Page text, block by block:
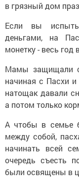
в грязный дом
Если вы
деньгами, на
монетку - весь
Мамы защищали
начиная с Пасхи
натощак давали
а потом только
А чтобы в семье
между собой,
начинать всей
очередь съесть
были освящены в